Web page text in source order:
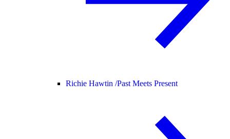
Richie Hawtin /Past Meets Present